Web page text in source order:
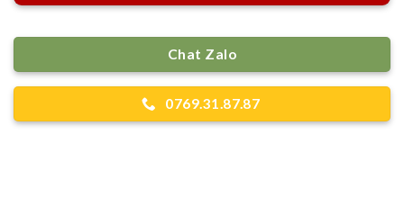
Chat Zalo
0769.31.87.87